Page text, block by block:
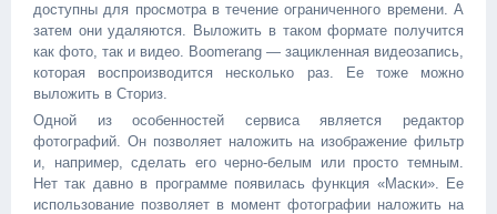
доступны для просмотра в течение ограниченного времени. А
затем они удаляются. Выложить в таком формате получится
как фото, так и видео. Boomerang — зацикленная видеозапись,
которая воспроизводится несколько раз. Ее тоже можно
выложить в Сториз.
Одной из особенностей сервиса является редактор
фотографий. Он позволяет наложить на изображение фильтр
и, например, сделать его черно-белым или просто темным.
Нет так давно в программе появилась функция «Маски». Ее
использование позволяет в момент фотографии наложить на